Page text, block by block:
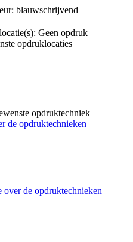
blauwschrijvend
Geen opdruk
opdruklocaties
opdruktechniek
de opdruktechnieken
over de opdruktechnieken